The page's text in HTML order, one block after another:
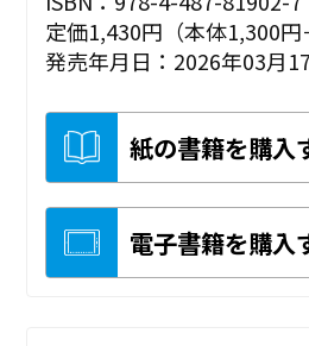
定価1,430円（本体1,300円
発売年月日：2026年03月
紙の書籍を購入
電子書籍を購入